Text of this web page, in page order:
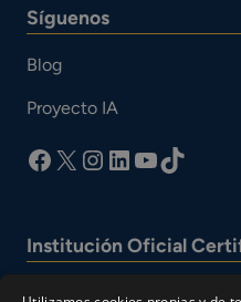
Síguenos
Blog
Proyecto IA
facebook
X Instagram
LinkedIn
YouTube
TikTok
Institución Oficial